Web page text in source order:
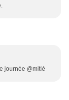
journée @mitié